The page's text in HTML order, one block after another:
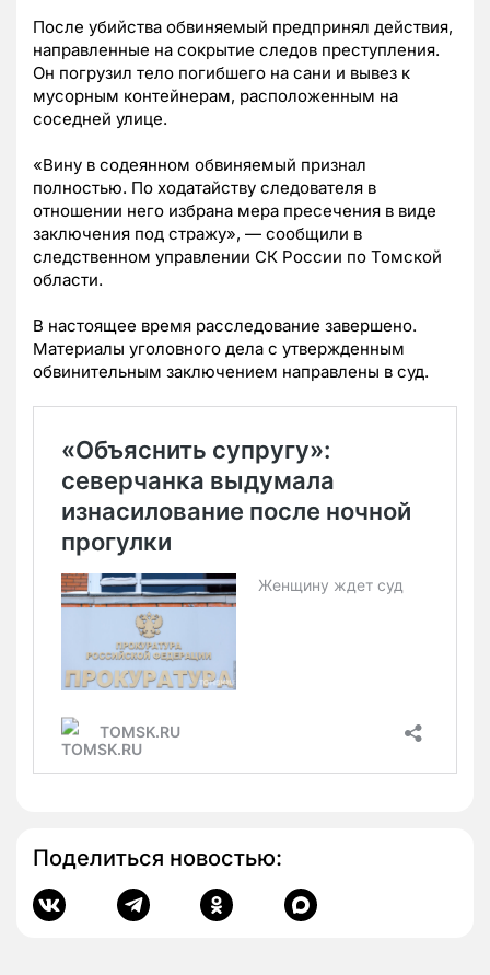
После убийства обвиняемый предпринял действия,
направленные на сокрытие следов преступления.
Он погрузил тело погибшего на сани и вывез к
мусорным контейнерам, расположенным на
соседней улице.
«Вину в содеянном обвиняемый признал
полностью. По ходатайству следователя в
отношении него избрана мера пресечения в виде
заключения под стражу», — сообщили в
следственном управлении СК России по Томской
области.
В настоящее время расследование завершено.
Материалы уголовного дела с утвержденным
обвинительным заключением направлены в суд.
Поделиться новостью: